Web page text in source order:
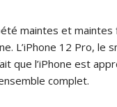
maintes et maintes
L’iPhone 12 Pro, le
que l’iPhone est
complet.